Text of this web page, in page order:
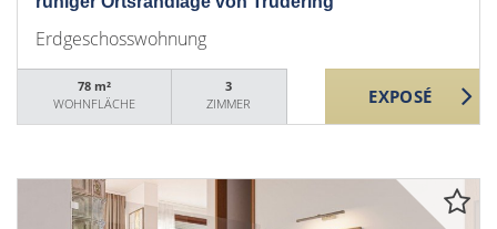
Erdgeschosswohnung
78 m²
WOHNFLÄCHE
3
ZIMMER